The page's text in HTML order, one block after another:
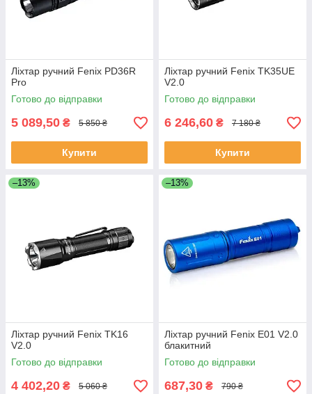
Ліхтар ручний Fenix PD36R
Pro
Готово до відправки
5 089,50 ₴ 5 850 ₴
Купити
Ліхтар ручний Fenix TK35UE
V2.0
Готово до відправки
6 246,60 ₴ 7 180 ₴
Купити
–13%
Ліхтар ручний Fenix TK16
V2.0
Готово до відправки
4 402,20 ₴ 5 060 ₴
–13%
Ліхтар ручний Fenix E01 V2.0
блакитний
Готово до відправки
687,30 ₴ 790 ₴